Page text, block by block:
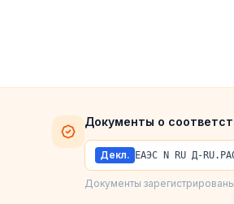
Документы о
Декл. ЕАЭС N RU Д-
Документы